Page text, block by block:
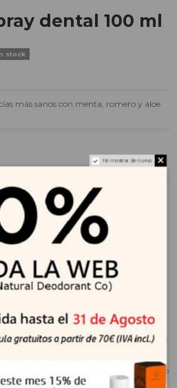
dental 100 ml
stock
más sanos con menta, romero y aloe
bucales.
y lugar.
y el aliento
el mal aliento, sino que también
orales y enfermedades bucales. Nuestros
antisépticas y ofrecen resultados
la acumulación de placa dental y sarro.
gracias a su tamaño de bolsillo puede
quiera que vaya, especialmente donde no
de costumbre.
No mostrar de nuevo